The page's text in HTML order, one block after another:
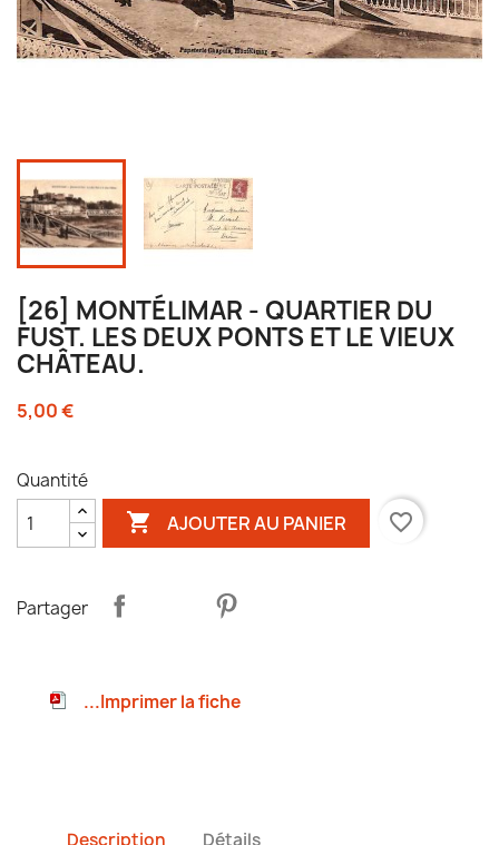
[26] MONTÉLIMAR - QUARTIER DU
FUST. LES DEUX PONTS ET LE VIEUX
CHÂTEAU.
5,00 €
Quantité
 AJOUTER AU PANIER favorite_border
Partager
...Imprimer la fiche
Description Détails